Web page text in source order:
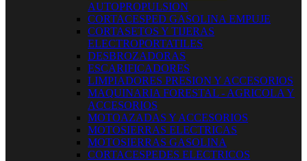
AUTOPROPULSION
CORTACESPED GASOLINA EMPUJE
CORTASETOS Y TIJERAS
ELECTROPORTATILES
DESBROZADORAS
ESCARIFICADORES
LIMPIADORES PRESION Y ACCESORIOS
MAQUINARIA FORESTAL - AGRICOLA Y
ACCESORIOS
MOTOAZADAS Y ACCESORIOS
MOTOSIERRAS ELECTRICAS
MOTOSIERRAS GASOLINA
CORTACESPEDES ELECTRICOS